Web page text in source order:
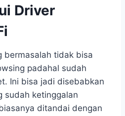
Driver
bermasalah tidak bisa
padahal sudah
Ini bisa jadi disebabkan
sudah ketinggalan
ditandai dengan